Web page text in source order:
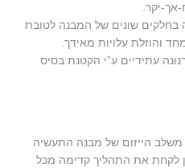
אך-יקר.
בחלקים שונים של המבנה לטובת
והוזלת עלויות מאידך.
עתידיים ע”י הקטנת בסיס
משלב הייזום של מבנה התעשיה
לקחת את התהליך קדימה מכל